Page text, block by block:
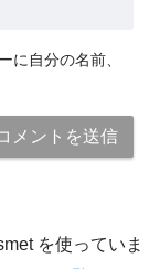
に自分の名前、
を使っていま